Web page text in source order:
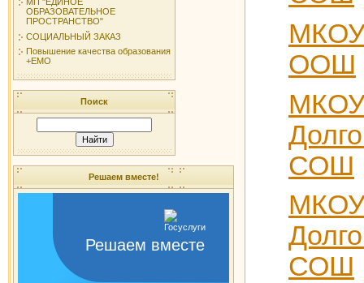
ОБРАЗОВАТЕЛЬНОЕ
ПРОСТРАНСТВО"
СОЦИАЛЬНЫЙ ЗАКАЗ
Повышение качества образования
+ЕМО
Поиск
Решаем вместе!
Решаем вместе
МКОУ
ООШ
СОШ
СОШ